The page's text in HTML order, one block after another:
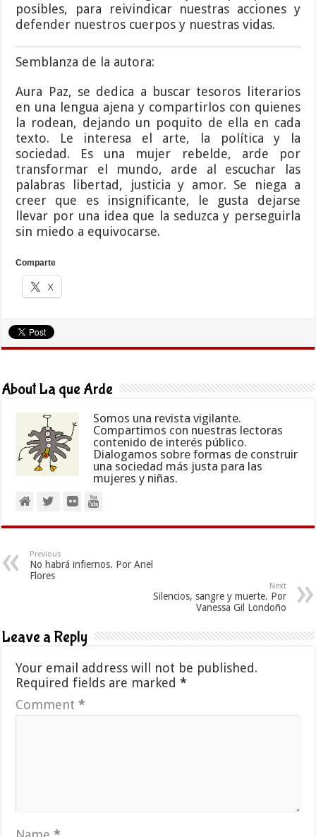
posibles, para reivindicar nuestras acciones y
defender nuestros cuerpos y nuestras vidas.
Semblanza de la autora:
Aura Paz, se dedica a buscar tesoros literarios
en una lengua ajena y compartirlos con quienes
la rodean, dejando un poquito de ella en cada
texto. Le interesa el arte, la política y la
sociedad. Es una mujer rebelde, arde por
transformar el mundo, arde al escuchar las
palabras libertad, justicia y amor. Se niega a
creer que es insignificante, le gusta dejarse
llevar por una idea que la seduzca y perseguirla
sin miedo a equivocarse.
Comparte
X
About La que Arde
Somos una revista vigilante.
Compartimos con nuestras lectoras
contenido de interés público.
Dialogamos sobre formas de construir
una sociedad más justa para las
mujeres y niñas.
Previous
No habrá infiernos. Por Anel
Flores
Next
Silencios, sangre y muerte. Por
Vanessa Gil Londoño
Leave a Reply
Your email address will not be published.
Required fields are marked*
Comment*